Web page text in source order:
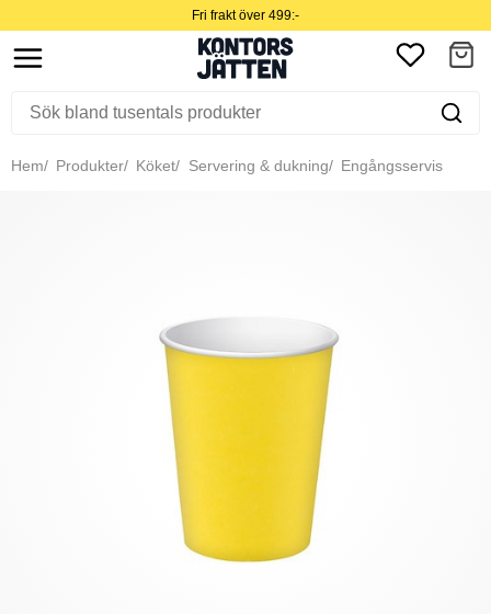
Fri frakt över 499:-
Hem Produkter Köket Servering & dukning Engångsservis